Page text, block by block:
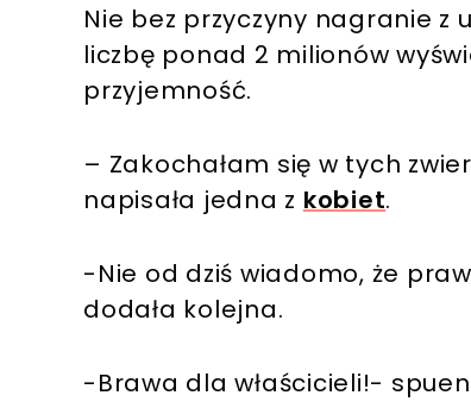
Nie bez przyczyny nagranie z
liczbę ponad 2 milionów
przyjemność.
– Zakochałam się w tych
napisała jedna z kobiet.
-Nie od dziś wiadomo, że
dodała kolejna.
-Brawa dla właścicieli!-